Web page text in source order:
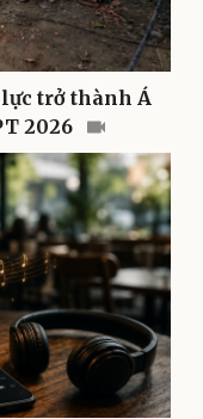
thời sự
đêm khuya
tình yêu
cho bé
trở thành Á
2026